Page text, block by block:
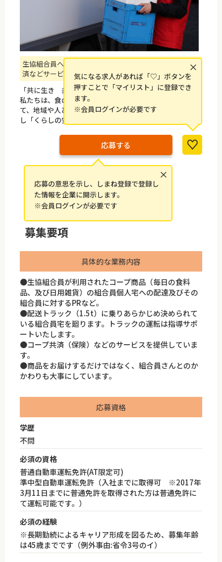
生協組合員への食品を中心とした商品のおとどけや、共
済などサービスを提供しています
「共に生き 共に創る豊かなくらし～」
私たちは、食の問題やくらしの不安が広がる社会にあっ
て、地域や人と人とのつながりを大切にして共に考え行動
し「くらしの安心」をつくっていきます。
応募する
×
応募の意思を示し、しまね登録で登録し
た情報を企業に開示します。
※会員ログインが必要です
×
気になる求人があれば「♡」ボタンを
押すことで「マイリスト」に登録でき
ます。
※会員ログインが必要です
募集要項
具体的な業務内容
●生協組合員が利用されたコープ商品（毎日の食料
品、及び日用雑貨）の組合員個人宅への配達及びその
組合員に対するPRなど。
●配送トラック（1.5t）に乗りあらかじめ決められて
いる組合員宅を廻ります。トラックの運転は指導サポ
ートいたします。
●コープ共済（保険）などのサービスを提供していま
す。
●商品をお届けするだけではなく、組合員さんとのか
かわりも大事にしています。
応募資格
学歴
不問
必須の資格
普通自動車運転免許(AT限定可)
準中型自動車運転免許（入社までに取得可 ※2017年
3月11日までに普通免許を取得された方は普通免許に
て運転可能です。）
必須の経験
※長期勤続によるキャリア形成を図るため、募集年齢
は45歳までです（例外事由:省令3号のイ）